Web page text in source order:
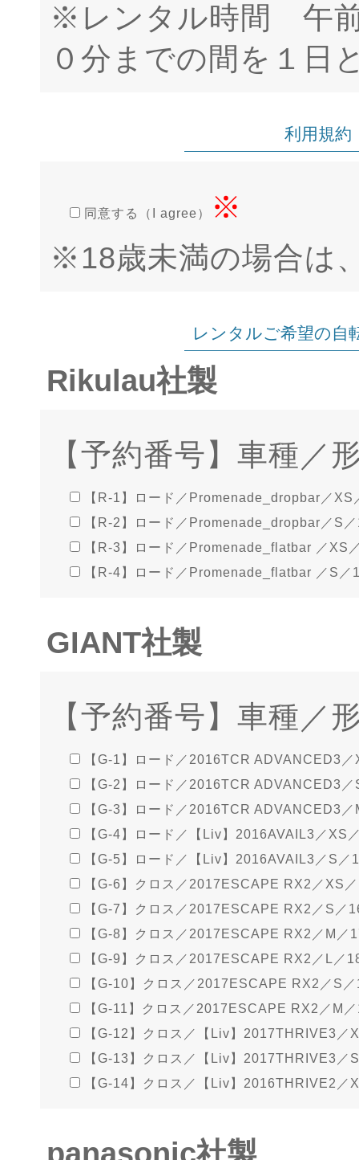
※レンタル時間 午
０分までの間を１日
利用規約
同意する（I agree）
※
※18歳未満の場合は
レンタルご希望の自
Rikulau社製
【予約番号】車種／
【R-1】ロード／Promenade_dropbar／
【R-2】ロード／Promenade_dropbar／S
【R-3】ロード／Promenade_flatbar ／XS
【R-4】ロード／Promenade_flatbar ／S／
GIANT社製
【予約番号】車種／
【G-1】ロード／2016TCR ADVANCED3
【G-2】ロード／2016TCR ADVANCED3
【G-3】ロード／2016TCR ADVANCED3
【G-4】ロード／【Liv】2016AVAIL3／XS
【G-5】ロード／【Liv】2016AVAIL3／S／
【G-6】クロス／2017ESCAPE RX2／XS
【G-7】クロス／2017ESCAPE RX2／S／
【G-8】クロス／2017ESCAPE RX2／M／
【G-9】クロス／2017ESCAPE RX2／L／
【G-10】クロス／2017ESCAPE RX2／S
【G-11】クロス／2017ESCAPE RX2／M
【G-12】クロス／【Liv】2017THRIVE3／
【G-13】クロス／【Liv】2017THRIVE3／
【G-14】クロス／【Liv】2016THRIVE2／